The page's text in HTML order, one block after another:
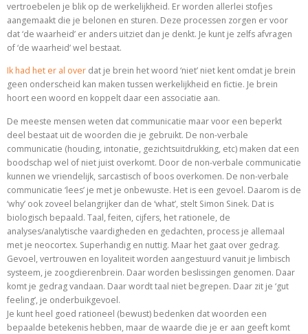
vertroebelen je blik op de werkelijkheid. Er worden allerlei stofjes
aangemaakt die je belonen en sturen. Deze processen zorgen er voor
dat ‘de waarheid’ er anders uitziet dan je denkt. Je kunt je zelfs afvragen
of ‘de waarheid’ wel bestaat.
Ik had het er al over dat je brein het woord ‘niet’ niet kent omdat je brein
geen onderscheid kan maken tussen werkelijkheid en fictie. Je brein
hoort een woord en koppelt daar een associatie aan.
De meeste mensen weten dat communicatie maar voor een beperkt
deel bestaat uit de woorden die je gebruikt. De non-verbale
communicatie (houding, intonatie, gezichtsuitdrukking, etc) maken dat een
boodschap wel of niet juist overkomt. Door de non-verbale communicatie
kunnen we vriendelijk, sarcastisch of boos overkomen. De non-verbale
communicatie ‘lees’ je met je onbewuste. Het is een gevoel. Daarom is de
‘why’ ook zoveel belangrijker dan de ‘what’, stelt Simon Sinek. Dat is
biologisch bepaald. Taal, feiten, cijfers, het rationele, de
analyses/analytische vaardigheden en gedachten, process je allemaal
met je neocortex. Superhandig en nuttig. Maar het gaat over gedrag.
Gevoel, vertrouwen en loyaliteit worden aangestuurd vanuit je limbisch
systeem, je zoogdierenbrein. Daar worden beslissingen genomen. Daar
komt je gedrag vandaan. Daar wordt taal niet begrepen. Daar zit je ‘gut
feeling’, je onderbuikgevoel.
Je kunt heel goed rationeel (bewust) bedenken dat woorden een
bepaalde betekenis hebben, maar de waarde die je er aan geeft komt